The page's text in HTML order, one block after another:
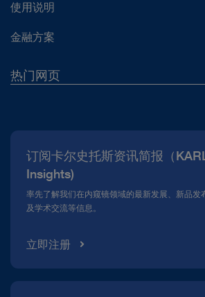
使用说明
金融方案
热门网页
合规热线
资料下载
订阅卡尔史托斯资讯简报（
Insights)
率先了解我们在内窥镜领域的最新发展、新品发
及学术交流等信息。
立即注册